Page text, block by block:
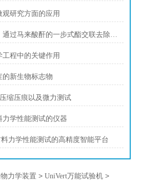
研究方面的应用
羧化纤维素冷凝胶珠，通过马来酸酐的一步式酯交联去除铜离子
程中的关键作用
的新生物标志物
缩压痕以及微力测试
学性能测试的仪器
力学性能测试的高精度智能平台
力学装置 >UniVert万能试验机 >